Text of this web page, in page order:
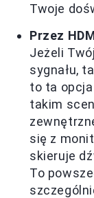
Twoje
Przez
Jeżeli
sygnału,
to ta
takim
się z
skieruje
To